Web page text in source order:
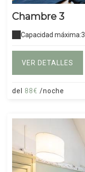
Chambre 3
Capacidad máxima:3
VER DETALLES
del 88€ /noche